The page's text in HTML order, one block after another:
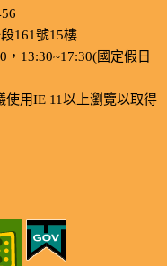
161號15樓
13:30~17:30(國定假日
使用IE 11以上瀏覽以取得